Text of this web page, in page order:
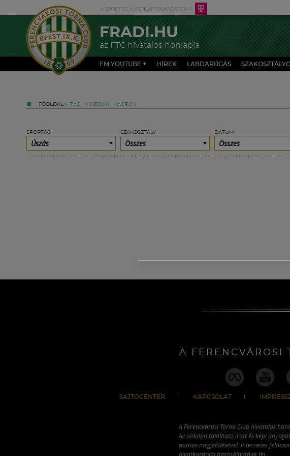
FRADI.HU
az FTC hivatalos honlapja
FM YOUTUBE + HÍREK LABDARÚGÁS
FŐOLDAL » TAG: MINDENKI MACRON
SPORTÁG
Úszás
SZAKOSZTÁLY
Összes
DÁTUM
Összes
A FERENCVÁROSI
SAJTÓCENTER KAPCSOLAT
A Ferencvárosi Torna Club hivatalos
Az oldalon található írott és képi
pontos megjelölésével, internetes
hivatkozással használhatóak fel.